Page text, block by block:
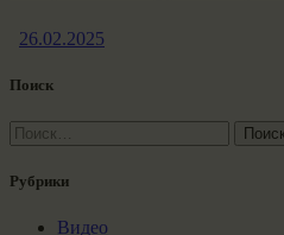
26.02.2025
Поиск
Найти:
Рубрики
Видео